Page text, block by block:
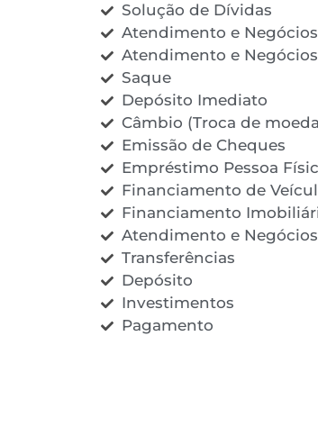
Solução de Dívidas
Atendimento e
Atendimento e Negócios
Saque
Depósito Imediato
Câmbio (Troca de
Emissão de Cheques
Empréstimo Pessoa
Financiamento de
Financiamento
Atendimento e
Transferências
Depósito
Investimentos
Pagamento